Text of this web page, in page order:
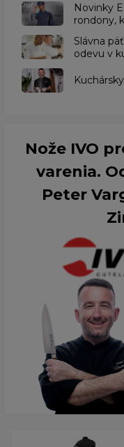
Novinky
rondony,
Slávna
odevu v
Nože IVO
varenia.
Peter